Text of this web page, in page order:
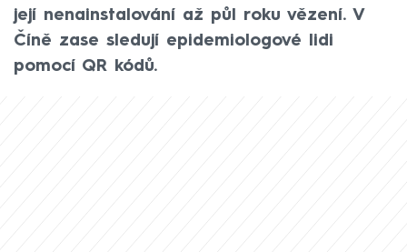
její nenainstalování až půl roku vězení. V
Číně zase sledují epidemiologové lidi
pomocí QR kódů.